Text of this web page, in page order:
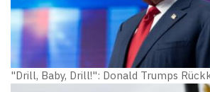
"Drill, Baby, Drill!": Donald Trumps